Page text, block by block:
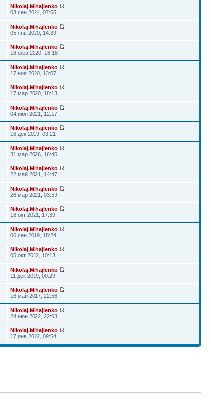
Nikolaj.Mihajlenko
03 сен 2024, 07:55
Nikolaj.Mihajlenko
05 янв 2020, 14:39
Nikolaj.Mihajlenko
18 фев 2020, 18:18
Nikolaj.Mihajlenko
17 ноя 2020, 13:07
Nikolaj.Mihajlenko
17 мар 2020, 18:13
Nikolaj.Mihajlenko
04 июн 2021, 12:17
Nikolaj.Mihajlenko
16 дек 2019, 03:21
Nikolaj.Mihajlenko
31 мар 2026, 16:45
Nikolaj.Mihajlenko
22 май 2021, 14:47
Nikolaj.Mihajlenko
26 мар 2021, 03:59
Nikolaj.Mihajlenko
16 окт 2021, 17:39
Nikolaj.Mihajlenko
06 сен 2019, 18:24
Nikolaj.Mihajlenko
05 окт 2022, 10:13
Nikolaj.Mihajlenko
11 дек 2019, 00:29
Nikolaj.Mihajlenko
16 май 2017, 22:56
Nikolaj.Mihajlenko
24 июн 2022, 22:03
Nikolaj.Mihajlenko
17 янв 2022, 09:54